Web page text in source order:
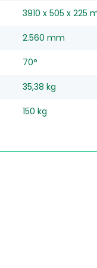
3910 x 505 x 225
2.560 mm
70°
35,38 kg
150 kg